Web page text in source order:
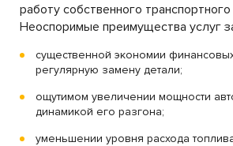
работу собственного
Неоспоримые преимущества услуг
существенной экономии
регулярную замену детали;
ощутимом увеличении мощности
динамикой его разгона;
уменьшении уровня расхода